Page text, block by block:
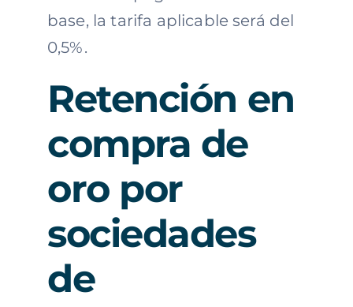
base, la tarifa aplicable será del
0,5%.
Retención en
compra de
oro por
sociedades
de